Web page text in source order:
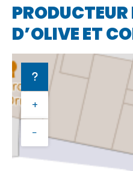
PRODUCTEUR
D’OLIVE ET
+
−